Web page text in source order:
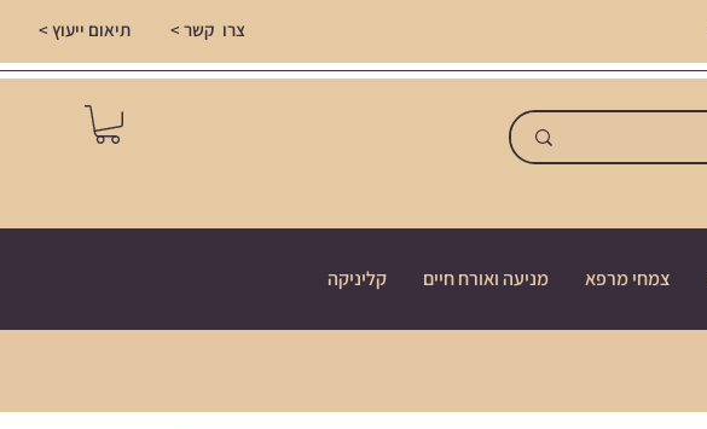
תיאום ייעוץ > צרו קשר >
צמחי מרפא מניעה ואורח חיים קליניקה